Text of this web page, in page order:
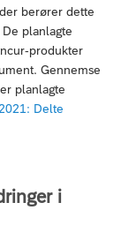
berører dette
planlagte
produkter
Gennemse
planlagte
Delte
i